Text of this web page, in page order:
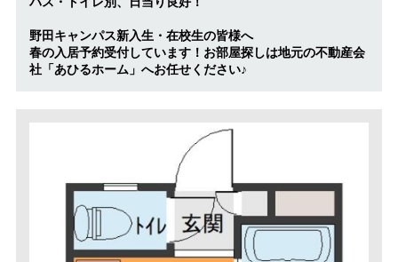
野田キャンパス新入生・在校生の皆様へ
春の入居予約受付しています！お部屋探しは地元の不動産会
社「あひるホーム」へお任せください♪